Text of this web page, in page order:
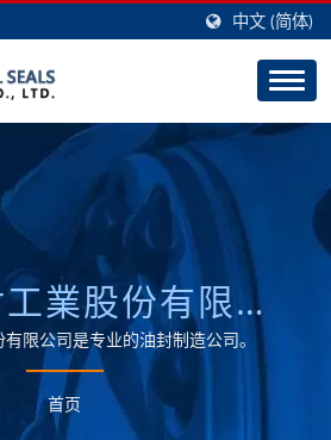
中文 (简体)
業股份有限公
司
限公司是专业的油封制造公司。
首页